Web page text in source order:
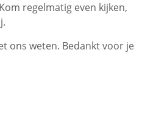
regelmatig even kijken,
ons weten. Bedankt voor je